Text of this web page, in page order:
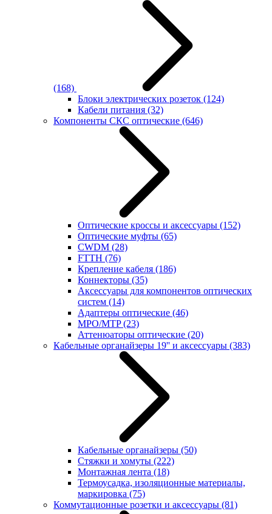
(168)
Блоки электрических розеток (124)
Кабели питания (32)
Компоненты СКС оптические (646)
Оптические кроссы и аксессуары (152)
Оптические муфты (65)
CWDM (28)
FTTH (76)
Крепление кабеля (186)
Коннекторы (35)
Аксессуары для компонентов оптических
систем (14)
Адаптеры оптические (46)
MPO/MTP(23)
Аттенюаторы оптические (20)
Кабельные органайзеры 19'' и аксессуары (383)
Кабельные органайзеры (50)
Стяжки и хомуты (222)
Монтажная лента (18)
Термоусадка, изоляционные материалы,
маркировка (75)
Коммутационные розетки и аксессуары (81)